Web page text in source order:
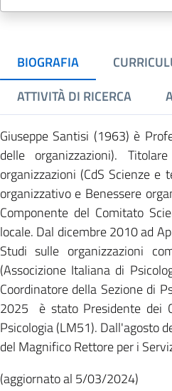
BIOGRAFIA
ATTIVITÀ DI RICERCA
Giuseppe Santisi (1963) è
delle organizzazioni).
organizzazioni (CdS Scienze
organizzativo e Benessere
Componente del Comitato
locale. Dal dicembre 2010 ad
Studi sulle organizzazioni
(Associzione Italiana di
Coordinatore della Sezione di
2025 è stato Presidente dei
Psicologia (LM51). Dall'agosto
del Magnifico Rettore per i
(aggiornato al 5/03/2024)